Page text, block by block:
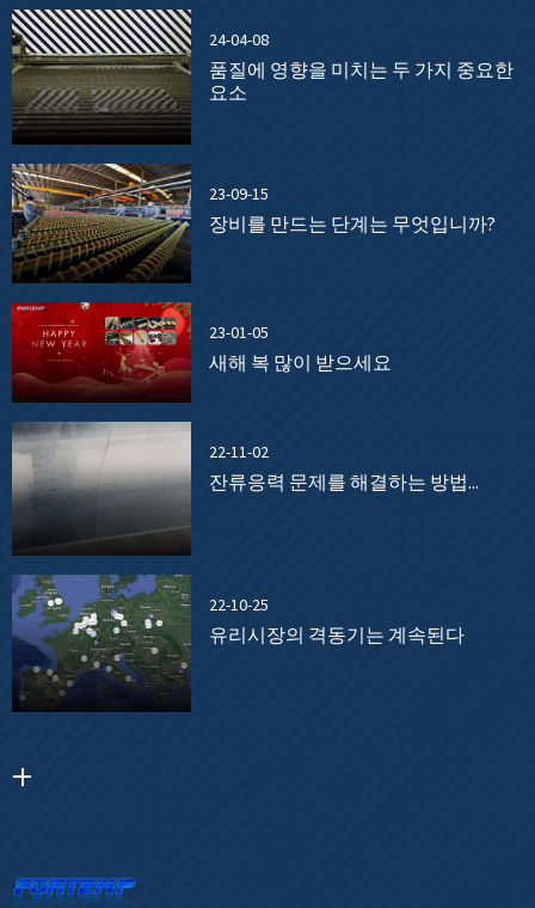
24-04-08
품질에 영향을 미치는 두 가지 중요한
요소
23-09-15
장비를 만드는 단계는 무엇입니까?
23-01-05
새해 복 많이 받으세요
22-11-02
잔류응력 문제를 해결하는 방법...
22-10-25
유리시장의 격동기는 계속된다